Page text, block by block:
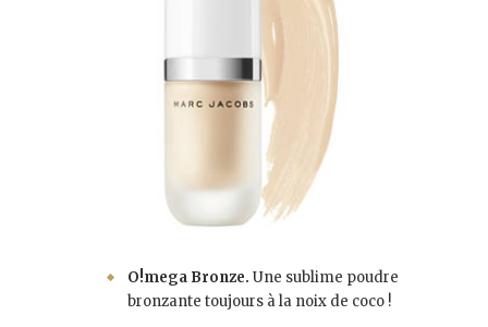
O!mega Bronze. Une sublime poudre
bronzante toujours à la noix de coco !